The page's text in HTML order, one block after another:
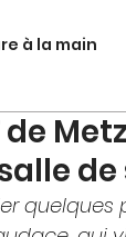
à la main
Fresque
de